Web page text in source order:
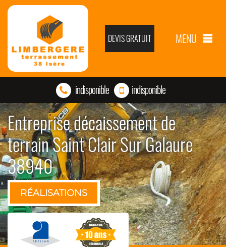
DEVIS GRATUIT MENU
indisponible indisponible
Entreprise décaissement de
terrain Saint Clair Sur Galaure
38940
RÉALISATIONS